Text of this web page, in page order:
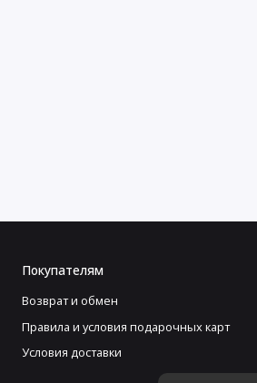
Покупателям
Возврат и обмен
Правила и условия подарочных карт
Условия доставки